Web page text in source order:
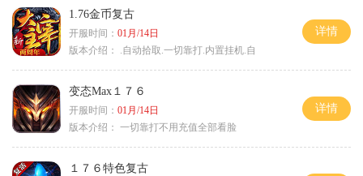
1.76金币复古
开服时间： 01月/14日
版本介绍：
.自动拾取.一切靠打.内置挂机.自
详情
变态Max１７６
开服时间： 01月/14日
版本介绍： 一切靠打不用充值全部看脸
详情
１７６特色复古